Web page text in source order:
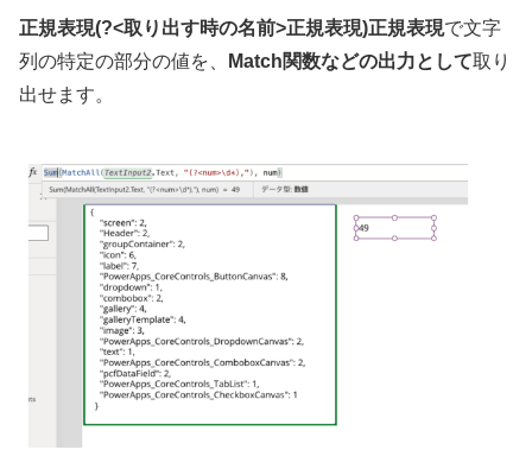
正規表現(?<取り出す時の名前>正規表現)正規表現で文字
列の特定の部分の値を、
Match関数などの出力として取り
出せます。